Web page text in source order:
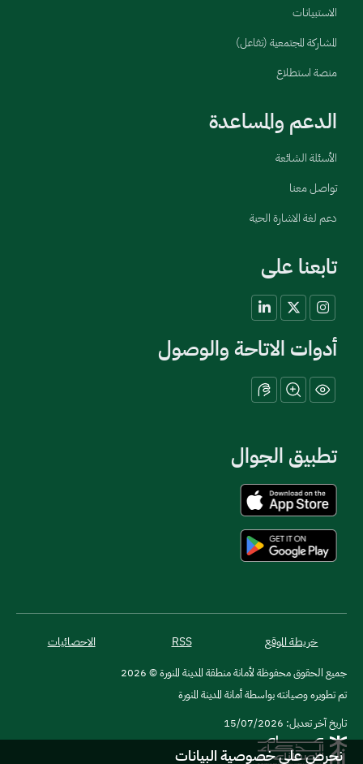
الاستبيانات
المشاركة المجتمعية (تفاعل)
منصة استطلاع
الدعم والمساعدة
الأسئلة الشائعة
تواصل معنا
دعم لغة الاشارة الحية
تابعنا على
أدوات الاتاحة والوصول
تطبيق الجوال
خريطة الموقع RSS الاحصائيات
جميع الحقوق محفوظة لأمانة منطقة المدينة المنورة © 2026
تم تطويره وصيانته بواسطة أمانة المدينة المنورة
تاريخ آخر تعديل: 15/07/2026
نحرص على خصوصية البيانات